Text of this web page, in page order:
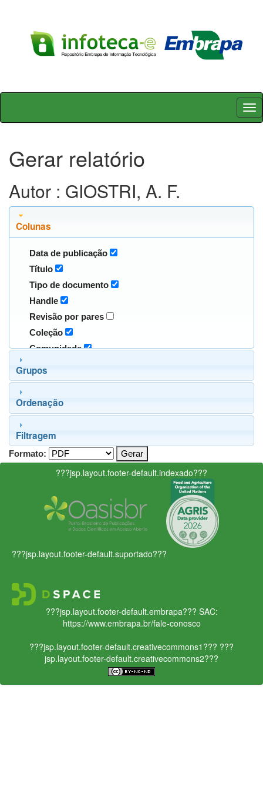
Skip
Gerar relatório
Autor : GIOSTRI, A. F.
Colunas
Data de publicação
Título
Tipo de documento
Handle
Revisão por pares
Coleção
Comunidade
Grupos
Ordenação
Filtragem
Formato:
???jsp.layout.footer-default.indexado???
???jsp.layout.footer-default.suportado???
???jsp.layout.footer-default.embrapa??? SAC:
https://www.embrapa.br/fale-conosco
???jsp.layout.footer-default.creativecommons1??? ???
jsp.layout.footer-default.creativecommons2???